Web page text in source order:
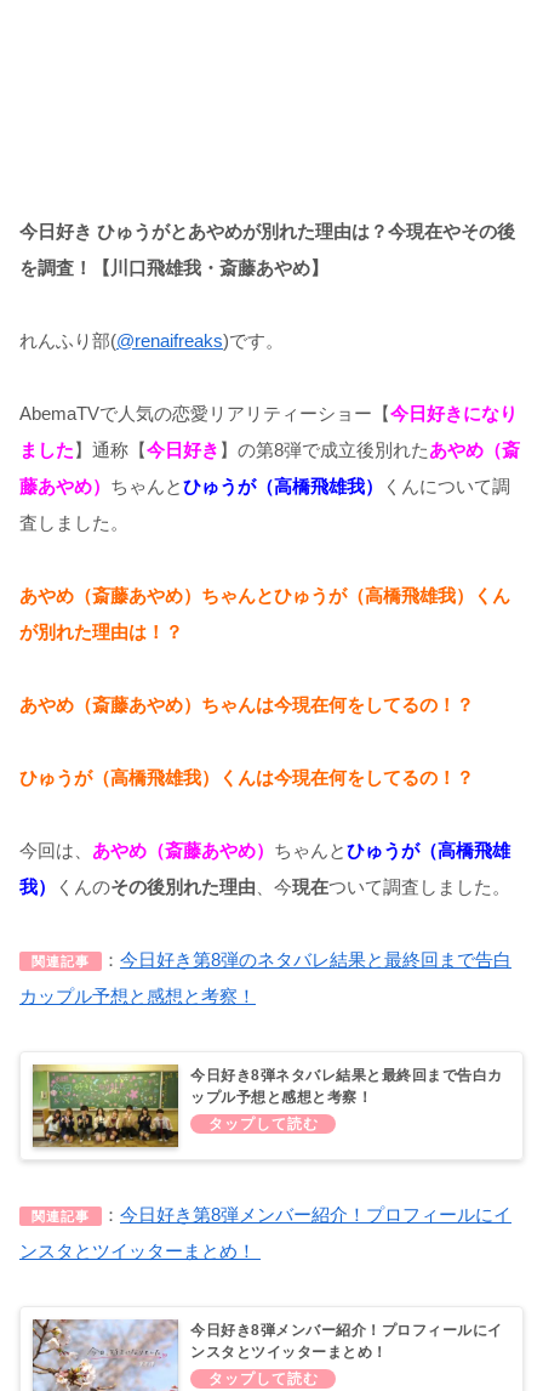
今日好き ひゅうがとあやめが別れた理由は？今現在やその後
を調査！【川口飛雄我・斎藤あやめ】
れんふり部(@renaifreaks)です。
AbemaTVで人気の恋愛リアリティーショー【今日好きになり
ました】通称【今日好き 】の第8弾で成立後別れたあやめ（斎
藤あやめ） ちゃんとひゅうが（高橋飛雄我）
くんについて調
査しました。
あやめ（斎藤あやめ）ちゃんとひゅうが（高橋飛雄我）くん
が別れた理由は！？
あやめ（斎藤あやめ）ちゃんは今現在何をしてるの！？
ひゅうが（高橋飛雄我）くんは今現在何をしてるの！？
今回は、 あやめ（斎藤あやめ） ちゃんとひゅうが（高橋飛雄
我）
くんのその後別れた理由 、今現在ついて調査しました。
関連記事 ： 今日好き第8弾のネタバレ結果と最終回まで告白
カップル予想と感想と考察！
今日好き8弾ネタバレ結果と最終回まで告白カ
ップル予想と感想と考察！
関連記事 ： 今日好き第8弾メンバー紹介！プロフィールにイ
ンスタとツイッターまとめ！
今日好き8弾メンバー紹介！プロフィールにイ
ンスタとツイッターまとめ！